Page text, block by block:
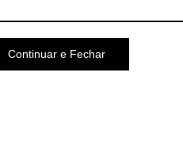
Continuar e Fechar